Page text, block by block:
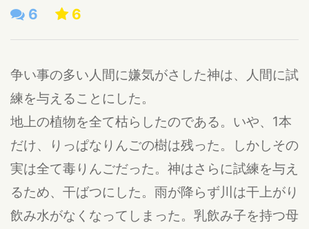
6 6
争い事の多い人間に嫌気がさした神は、人間に試
練を与えることにした。
地上の植物を全て枯らしたのである。いや、1本
だけ、りっぱなりんごの樹は残った。しかしその
実は全て毒りんごだった。神はさらに試練を与え
るため、干ばつにした。雨が降らず川は干上がり
飲み水がなくなってしまった。乳飲み子を持つ母